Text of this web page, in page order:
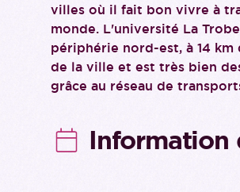
villes où il fait bon vivre à
monde. L'université La
périphérie nord-est, à 14 km
de la ville et est très bien
grâce au réseau de
Information